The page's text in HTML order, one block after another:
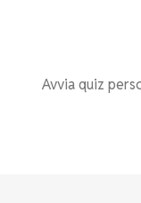
Avvia quiz